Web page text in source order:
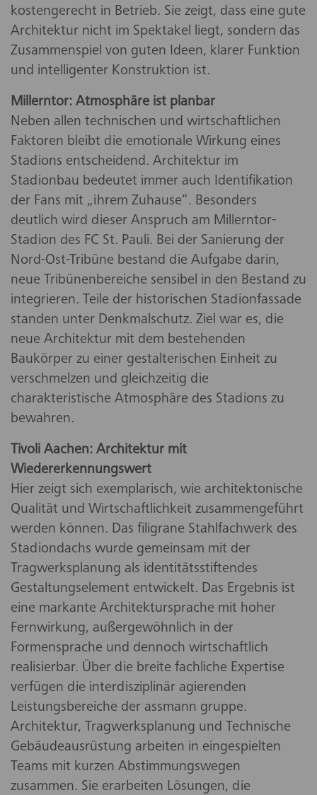
kostengerecht in Betrieb. Sie zeigt, dass eine gute
Architektur nicht im Spektakel liegt, sondern das
Zusammenspiel von guten Ideen, klarer Funktion
und intelligenter Konstruktion ist.
Millerntor: Atmosphäre ist planbar
Neben allen technischen und wirtschaftlichen
Faktoren bleibt die emotionale Wirkung eines
Stadions entscheidend. Architektur im
Stadionbau bedeutet immer auch Identifikation
der Fans mit „ihrem Zuhause“. Besonders
deutlich wird dieser Anspruch am Millerntor-
Stadion des FC St. Pauli. Bei der Sanierung der
Nord-Ost-Tribüne bestand die Aufgabe darin,
neue Tribünenbereiche sensibel in den Bestand zu
integrieren. Teile der historischen Stadionfassade
standen unter Denkmalschutz. Ziel war es, die
neue Architektur mit dem bestehenden
Baukörper zu einer gestalterischen Einheit zu
verschmelzen und gleichzeitig die
charakteristische Atmosphäre des Stadions zu
bewahren.
Tivoli Aachen: Architektur mit
Wiedererkennungswert
Hier zeigt sich exemplarisch, wie architektonische
Qualität und Wirtschaftlichkeit zusammengeführt
werden können. Das filigrane Stahlfachwerk des
Stadiondachs wurde gemeinsam mit der
Tragwerksplanung als identitätsstiftendes
Gestaltungselement entwickelt. Das Ergebnis ist
eine markante Architektursprache mit hoher
Fernwirkung, außergewöhnlich in der
Formensprache und dennoch wirtschaftlich
realisierbar. Über die breite fachliche Expertise
verfügen die interdisziplinär agierenden
Leistungsbereiche der assmann gruppe.
Architektur, Tragwerksplanung und Technische
Gebäudeausrüstung arbeiten in eingespielten
Teams mit kurzen Abstimmungswegen
zusammen. Sie erarbeiten Lösungen, die